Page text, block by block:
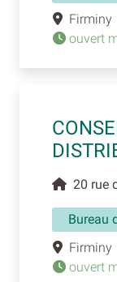
Firminy
ouvert
20 rue
Bureau
Firminy
ouvert